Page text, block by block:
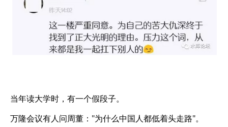
当年读大学时，有一个假段子。
万隆会议有人问周董："为什么中国人都低着头走路"。